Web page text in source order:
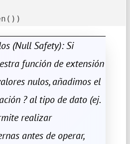
(Null Safety): Si
función de extensión
nulos, añadimos el
? al tipo de dato (ej.
realizar
antes de operar,